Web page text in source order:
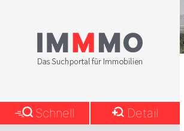
Schnell Detail